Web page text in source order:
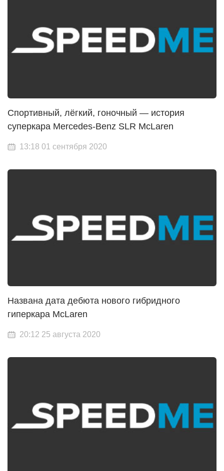
Спортивный, лёгкий, гоночный — история
суперкара Mercedes-Benz SLR McLaren
13:18 01 сентября 2020
Названа дата дебюта нового гибридного
гиперкара McLaren
20:12 25 августа 2020